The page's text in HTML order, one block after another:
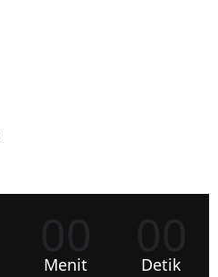
00
Menit 00
Detik